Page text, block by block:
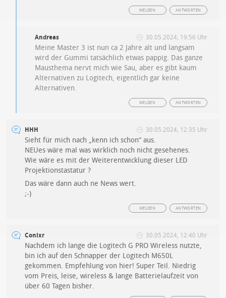
ANTWORTEN
MELDEN
Andreas 30.05.2024, 19:56 Uhr
Meine Master 3 ist nun ca 2 Jahre alt und langsam
wird der Gummi tatsächlich etwas pappig. Das ganze
Mausthema nervt mich wie Sau, aber es gibt kaum
Alternativen zu Logitech, eigentlich gar keine
Alternativen.
ANTWORTEN
MELDEN
HHH 30.05.2024, 12:35 Uhr
Sieht für mich nach „kenn ich schon“ aus.
NEUes wäre mal was wirklich noch nicht gesehenes.
Wie wäre es mit der Weiterentwicklung dieser LED
Projektionstastatur ?
Das wäre dann auch ne News wert.
;-)
ANTWORTEN
MELDEN
Conixr 30.05.2024, 12:40 Uhr
Nachdem ich lange die Logitech G PRO Wireless nutzte,
bin ich auf den Schnapper der Logitech M650L
gekommen. Empfehlung von hier! Super Teil. Niedrig
vom Preis, leise, wireless & lange Batterielaufzeit von
über 60 Tagen bisher.